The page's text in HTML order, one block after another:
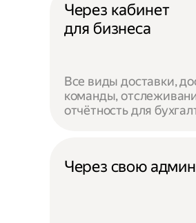
Через кабинет
для бизнеса
Все виды доставки,
команды,
отчётность для
Через свою